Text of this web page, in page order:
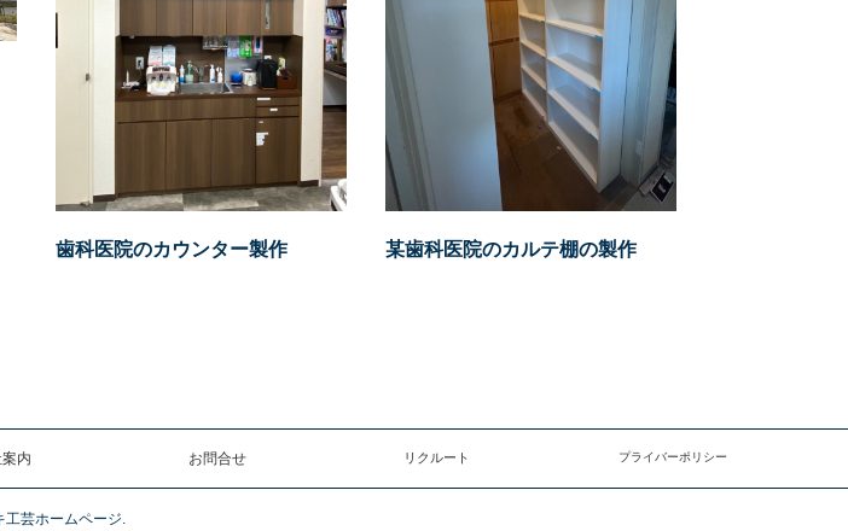
歯科医院のカウンター製作 某歯科医院のカルテ棚の製作
内 お問合せ リクルート プライバーポリシー
芸ホームページ.